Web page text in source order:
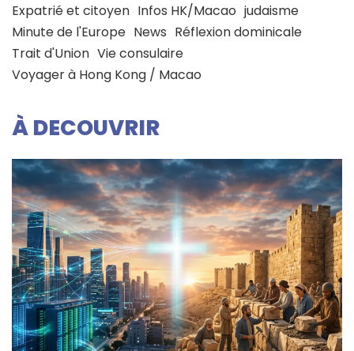
Expatrié et citoyen Infos HK/Macao judaisme
Minute de l'Europe News Réflexion dominicale
Trait d'Union Vie consulaire
Voyager à Hong Kong / Macao
À DECOUVRIR